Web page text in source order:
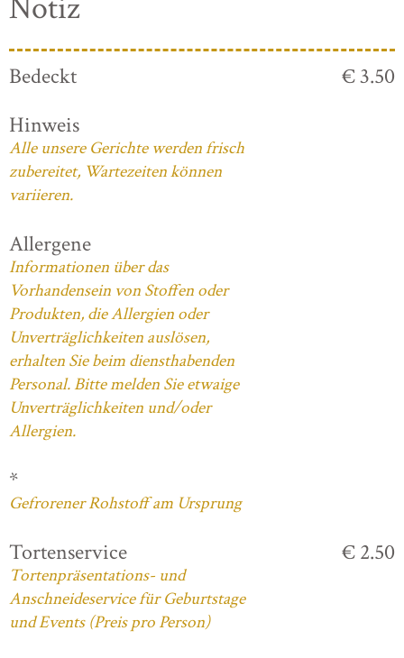
Notiz
Bedeckt
€ 3.50
Hinweis
Alle unsere Gerichte werden frisch
zubereitet, Wartezeiten können
variieren.
Allergene
Informationen über das
Vorhandensein von Stoffen oder
Produkten, die Allergien oder
Unverträglichkeiten auslösen,
erhalten Sie beim diensthabenden
Personal. Bitte melden Sie etwaige
Unverträglichkeiten und/oder
Allergien.
*
Gefrorener Rohstoff am Ursprung
Tortenservice
Tortenpräsentations- und
Anschneideservice für Geburtstage
und Events (Preis pro Person)
€ 2.50